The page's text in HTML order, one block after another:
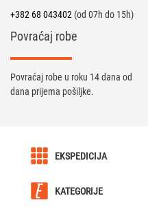
+382 68 043402 (od 07h do 15h)
Povraćaj robe
Povraćaj robe u roku 14 dana od
dana prijema pošiljke.
EKSPEDICIJA
Karijera u Ekspediciji
KATEGORIJE